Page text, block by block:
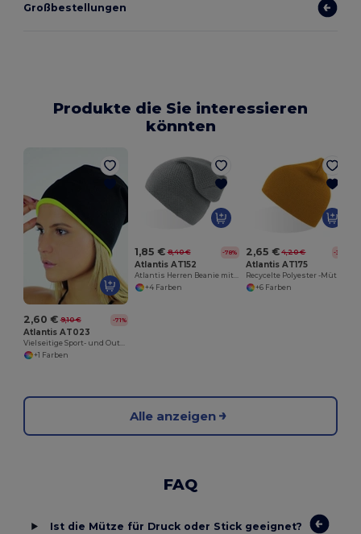
Großbestellungen
Produkte die Sie interessieren
könnten
2,60 € 9,10 € -71%
Atlantis AT023
Vielseitige Sport- und Outdoor-Mütze EXTREME
+1 Farben
1,85 € 8,40 € -78%
Atlantis AT152
Atlantis Herren Beanie mit Stil und Komfort
+4 Farben
2,65 € 4,20 € -37%
Atlantis AT175
Recycelte Polyester -Mütze
+6 Farben
Alle anzeigen
FAQ
Ist die Mütze für Druck oder Stick geeignet?